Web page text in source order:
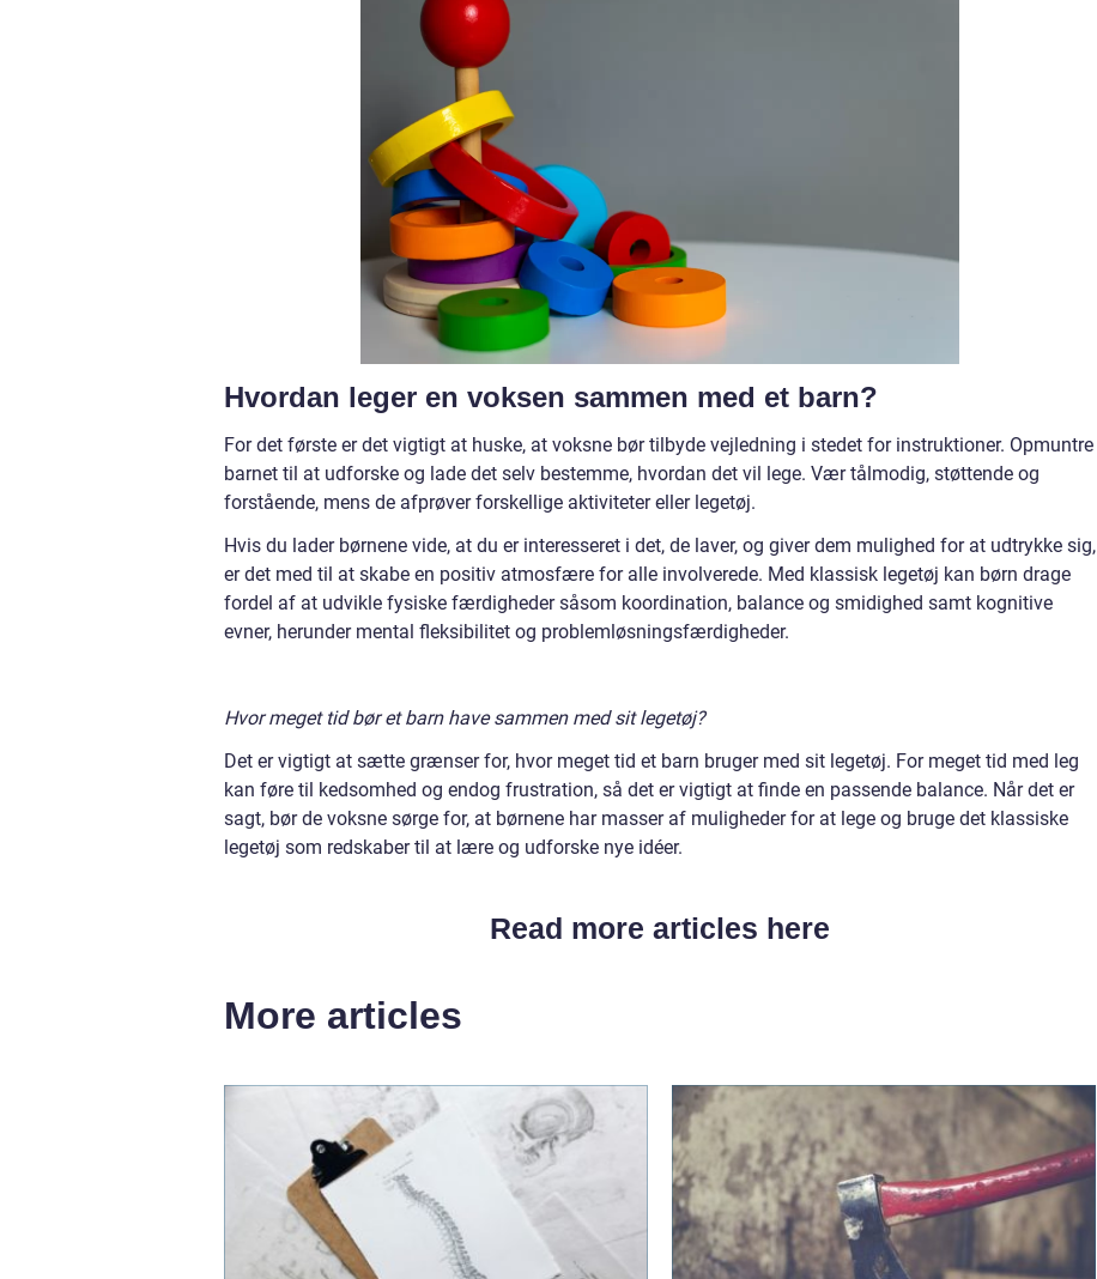
Hvordan leger en voksen sammen med et barn?
For det første er det vigtigt at huske, at voksne bør tilbyde vejledning i stedet for instruktioner. Opmuntre
barnet til at udforske og lade det selv bestemme, hvordan det vil lege. Vær tålmodig, støttende og
forstående, mens de afprøver forskellige aktiviteter eller legetøj.
Hvis du lader børnene vide, at du er interesseret i det, de laver, og giver dem mulighed for at udtrykke sig,
er det med til at skabe en positiv atmosfære for alle involverede. Med klassisk legetøj kan børn drage
fordel af at udvikle fysiske færdigheder såsom koordination, balance og smidighed samt kognitive
evner, herunder mental fleksibilitet og problemløsningsfærdigheder.
Hvor meget tid bør et barn have sammen med sit legetøj?
Det er vigtigt at sætte grænser for, hvor meget tid et barn bruger med sit legetøj. For meget tid med leg
kan føre til kedsomhed og endog frustration, så det er vigtigt at finde en passende balance. Når det er
sagt, bør de voksne sørge for, at børnene har masser af muligheder for at lege og bruge det klassiske
legetøj som redskaber til at lære og udforske nye idéer.
Read more articles here
More articles